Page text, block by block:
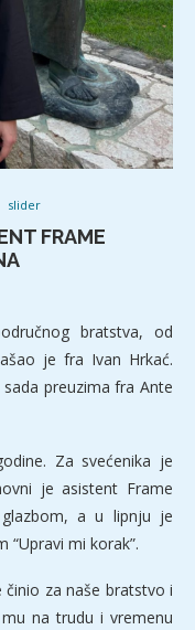
slider
FRAME
bratstva, od
je fra Ivan Hrkać.
preuzima fra Ante
Za svećenika je
je asistent Frame
a u lipnju je
mi korak”.
za naše bratstvo i
na trudu i vremenu